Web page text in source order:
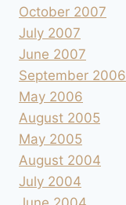
October 2007
July 2007
June 2007
September 2006
May 2006
August 2005
May 2005
August 2004
July 2004